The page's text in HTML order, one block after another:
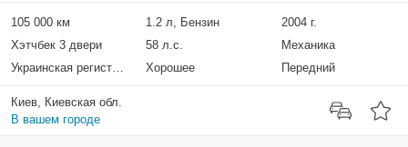
105 000 км 1.2 л, Бензин
2004 г.
Хэтчбек 3 двери
58 л.с.
Механика
Украинская регистрация
Хорошее Передний
Киев, Киевская обл.
В вашем городе